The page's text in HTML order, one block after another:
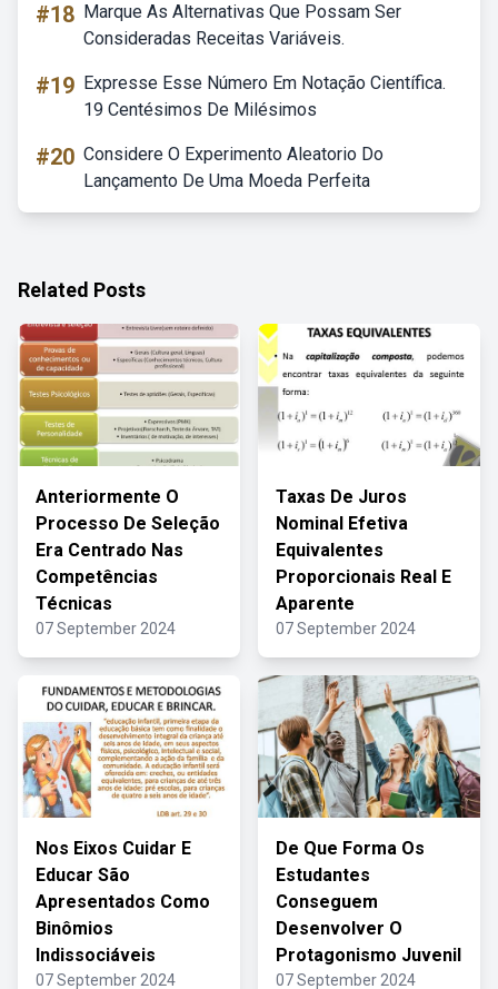
#18 Marque As Alternativas Que Possam Ser
Consideradas Receitas Variáveis.
#19 Expresse Esse Número Em Notação Científica.
19 Centésimos De Milésimos
#20 Considere O Experimento Aleatorio Do
Lançamento De Uma Moeda Perfeita
Related Posts
Anteriormente O
Processo De Seleção
Era Centrado Nas
Competências
Técnicas
07 September 2024
Taxas De Juros
Nominal Efetiva
Equivalentes
Proporcionais Real E
Aparente
07 September 2024
Nos Eixos Cuidar E
Educar São
Apresentados Como
Binômios
Indissociáveis
07 September 2024
De Que Forma Os
Estudantes
Conseguem
Desenvolver O
Protagonismo Juvenil
07 September 2024